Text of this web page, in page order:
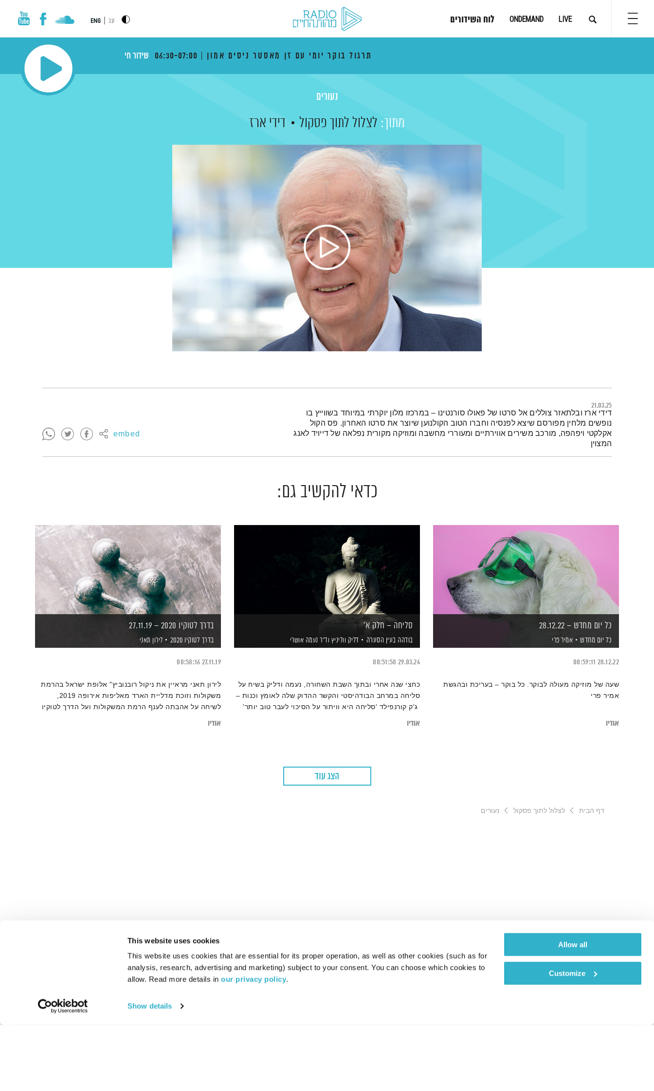
This website uses cookies
This website uses cookies that are essential for its proper operation, as well as other cookies (such as for
analysis, research, advertising and marketing) subject to your consent. You can choose which cookies to
allow. Read more details in our privacy policy.
Show details
Allow all
Customize
LIVE
ONDEMAND לוח השידורים עב ENG
תרגול בוקר יומי עם זן מאסטר ניסים אמון 06:30-07:00 שידור חי
נעורים
מתוך: לצלול לתוך פסקול דידי ארז
21.03.25
embed
תמצית הפודקאסט
דידי ארז ובלתאזר צוללים אל סרטו של פאולו סורנטינו – במרכזו מלון יוקרתי במיוחד בשווייץ בו
נופשים מלחין מפורסם שיצא לפנסיה וחברו הטוב הקולנוען שיוצר את סרטו האחרון. פס הקול
אקלקטי ויפהפה, מורכב משירים אווירתיים ומעוררי מחשבה ומוזיקה מקורית נפלאה של דייויד לאנג
המצוין
כדאי להקשיב גם:
כל יום מחדש – 28.12.22
כל יום מחדש אמיר פרי
28.12.22
00:59:11
שעה של מוזיקה מעולה לבוקר. כל בוקר – בעריכת ובהגשת
אמיר פרי
אודיו
סליחה – חלק א'
בודהה בעין הסערה דליק ווליניץ וד"ר נעמה אושרי
29.03.24
00:51:58
כחצי שנה אחרי ובתוך השבת השחורה, נעמה ודליק בשיח על
סליחה במרחב הבודהיסטי והקשר ההדוק שלה לאומץ וכנות –
ג'ק קורנפילד 'סליחה היא וויתור על הסיכוי לעבר טוב יותר'
אודיו
בדרך לטוקיו 2020 – 27.11.19
בדרך לטוקיו 2020 לירון תאני
27.11.19
00:58:16
לירון תאני מראיין את ניקול רובנוביץ" אלופת ישראל בהרמת
משקולות וזוכת מדליית הארד מאליפות אירופה 2019,
לשיחה על אהבתה לענף הרמת המשקולות ועל הדרך לטוקיו
אודיו
הצג עוד
דף הבית לצלול לתוך פסקול נעורים